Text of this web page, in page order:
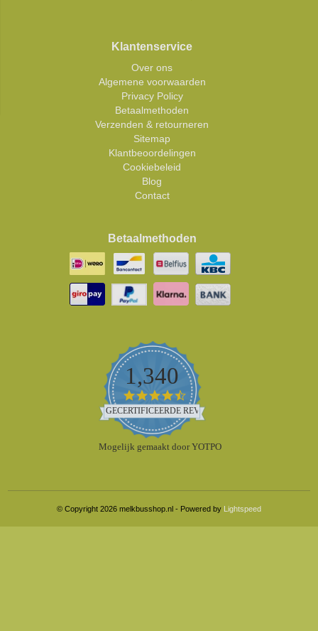
Klantenservice
Over ons
Algemene voorwaarden
Privacy Policy
Betaalmethoden
Verzenden & retourneren
Sitemap
Klantbeoordelingen
Cookiebeleid
Blog
Contact
Betaalmethoden
1,340
4.5
star
rating
GECERTIFICEERDE REVIEWS
Mogelijk gemaakt door YOTPO
© Copyright 2026 melkbusshop.nl - Powered by Lightspeed